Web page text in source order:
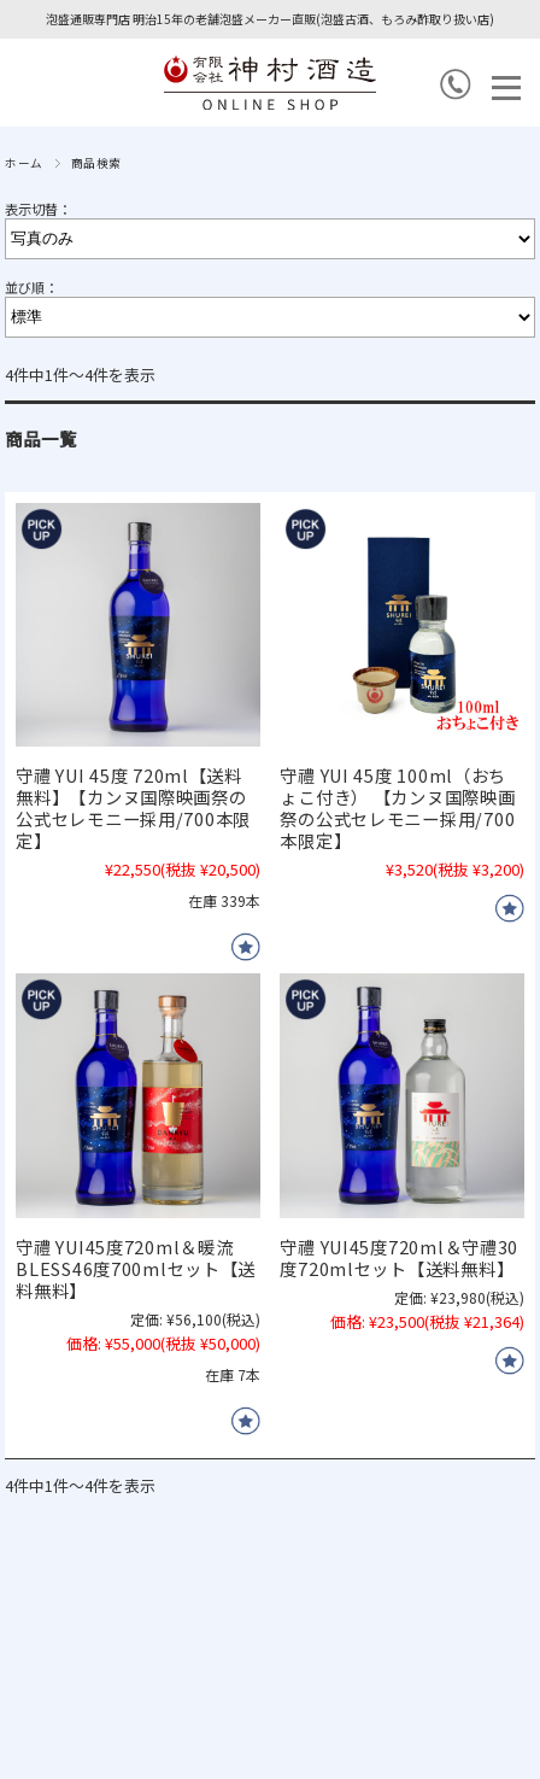
泡盛通販専門店 明治15年の老舗泡盛メーカー直販(泡盛古酒、もろみ酢取り扱い店)
ホーム 商品検索
表示切替：
並び順：
4件中1件～4件を表示
商品一覧
守禮 YUI 45度 720ml【送料
無料】【カンヌ国際映画祭の
公式セレモニー採用/700本限
定】
¥22,550(税抜 ¥20,500)
在庫 339本
守禮 YUI 45度 100ml（おち
ょこ付き） 【カンヌ国際映画
祭の公式セレモニー採用/700
本限定】
¥3,520(税抜 ¥3,200)
守禮 YUI45度720ml＆暖流
BLESS46度700mlセット【送
料無料】
定価: ¥56,100(税込)
価格: ¥55,000(税抜 ¥50,000)
在庫 7本
守禮 YUI45度720ml＆守禮30
度720mlセット【送料無料】
定価: ¥23,980(税込)
価格: ¥23,500(税抜 ¥21,364)
4件中1件～4件を表示